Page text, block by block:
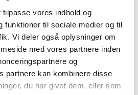
vores indhold og
funktioner til sociale medier og til
Vi deler også oplysninger om
med vores partnere inden
og
partnere kan kombinere disse
du har givet dem, eller som
med barnets navn
personlige bogCirkus-bogen.